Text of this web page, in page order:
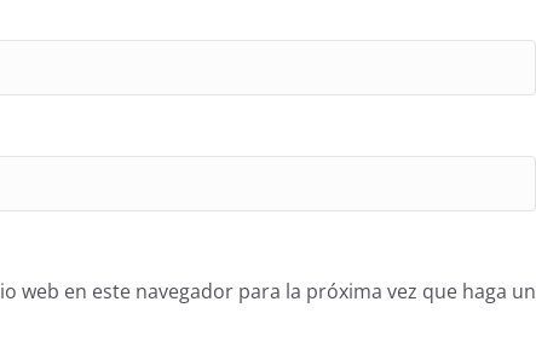
web en este navegador para la próxima vez que haga un